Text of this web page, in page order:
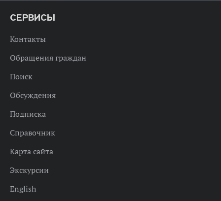
СЕРВИСЫ
Контакты
Обращения граждан
Поиск
Обсуждения
Подписка
Справочник
Карта сайта
Экскурсии
English